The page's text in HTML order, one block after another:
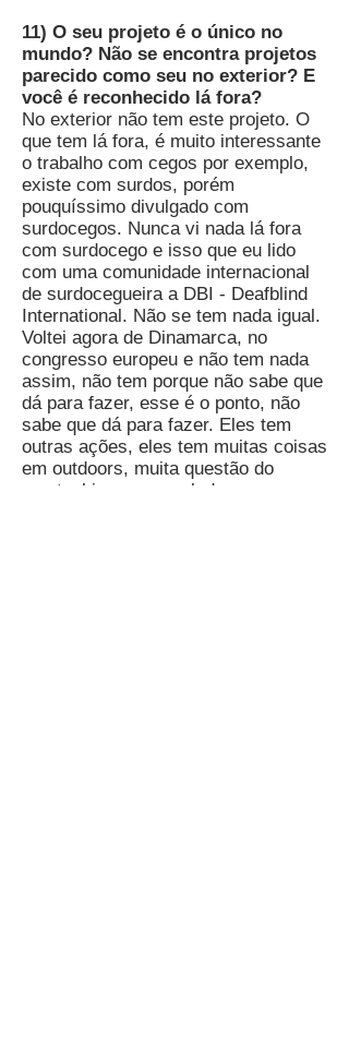
11) O seu projeto é o único no
mundo? Não se encontra projetos
parecido como seu no exterior? E
você é reconhecido lá fora?
No exterior não tem este projeto. O
que tem lá fora, é muito interessante
o trabalho com cegos por exemplo,
existe com surdos, porém
pouquíssimo divulgado com
surdocegos. Nunca vi nada lá fora
com surdocego e isso que eu lido
com uma comunidade internacional
de surdocegueira a DBI - Deafblind
International. Não se tem nada igual.
Voltei agora de Dinamarca, no
congresso europeu e não tem nada
assim, não tem porque não sabe que
dá para fazer, esse é o ponto, não
sabe que dá para fazer. Eles tem
outras ações, eles tem muitas coisas
em outdoors, muita questão do
montanhismo e escalada por